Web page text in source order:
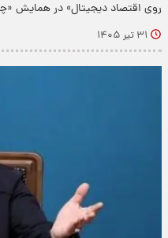
روی اقتصاد دیجیتال» در همایش
۳۱ تیر ۱۴۰۵